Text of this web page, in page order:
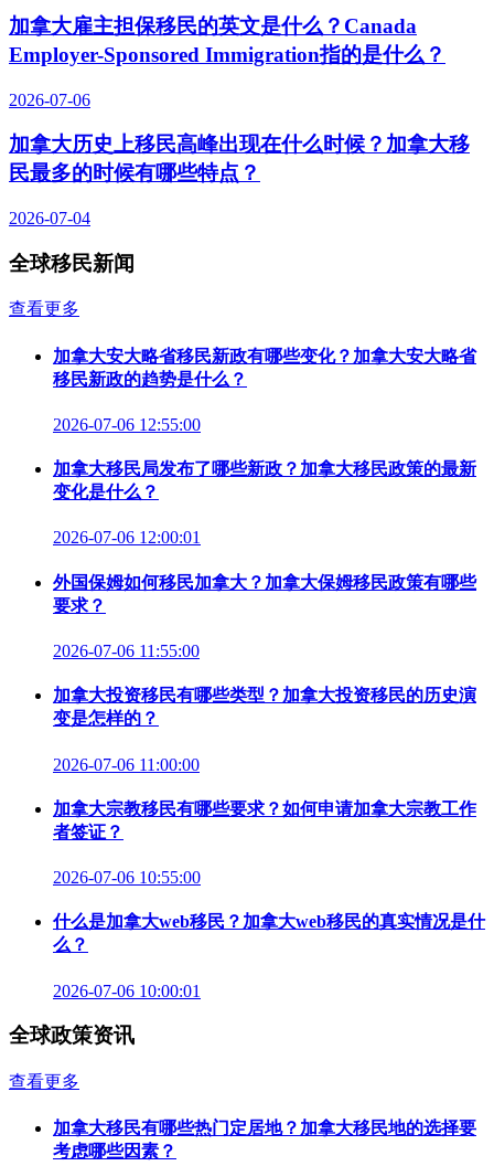
加拿大雇主担保移民的英文是什么？Canada
Employer-Sponsored Immigration指的是什么？
2026-07-06
加拿大历史上移民高峰出现在什么时候？加拿大移
民最多的时候有哪些特点？
2026-07-04
全球移民新闻
查看更多
加拿大安大略省移民新政有哪些变化？加拿大安大略省
移民新政的趋势是什么？
2026-07-06 12:55:00
加拿大移民局发布了哪些新政？加拿大移民政策的最新
变化是什么？
2026-07-06 12:00:01
外国保姆如何移民加拿大？加拿大保姆移民政策有哪些
要求？
2026-07-06 11:55:00
加拿大投资移民有哪些类型？加拿大投资移民的历史演
变是怎样的？
2026-07-06 11:00:00
加拿大宗教移民有哪些要求？如何申请加拿大宗教工作
者签证？
2026-07-06 10:55:00
什么是加拿大web移民？加拿大web移民的真实情况是什
么？
2026-07-06 10:00:01
全球政策资讯
查看更多
加拿大移民有哪些热门定居地？加拿大移民地的选择要
考虑哪些因素？